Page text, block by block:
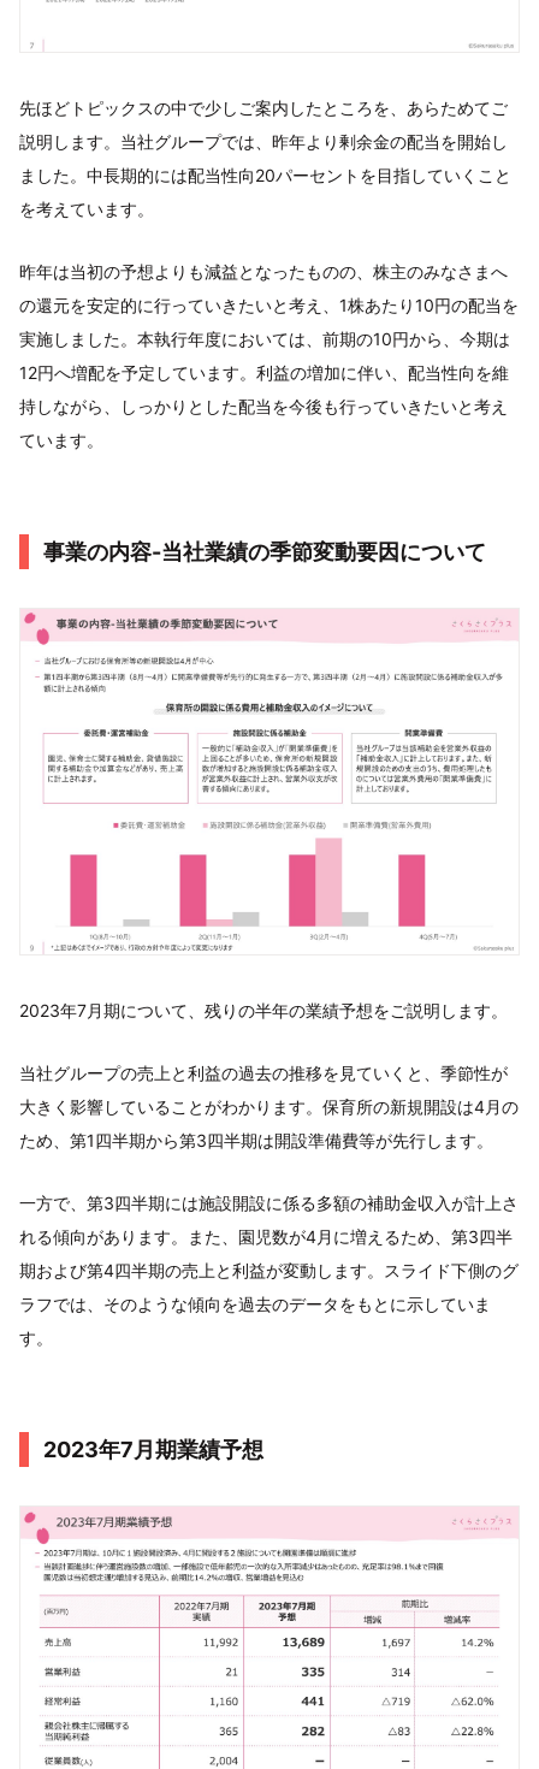
先ほどトピックスの中で少しご案内したところを、あらためてご
説明します。当社グループでは、昨年より剰余金の配当を開始し
ました。中長期的には配当性向20パーセントを目指していくこと
を考えています。
昨年は当初の予想よりも減益となったものの、株主のみなさまへ
の還元を安定的に行っていきたいと考え、1株あたり10円の配当を
実施しました。本執行年度においては、前期の10円から、今期は
12円へ増配を予定しています。利益の増加に伴い、配当性向を維
持しながら、しっかりとした配当を今後も行っていきたいと考え
ています。
事業の内容-当社業績の季節変動要因について
2023年7月期について、残りの半年の業績予想をご説明します。
当社グループの売上と利益の過去の推移を見ていくと、季節性が
大きく影響していることがわかります。保育所の新規開設は4月の
ため、第1四半期から第3四半期は開設準備費等が先行します。
一方で、第3四半期には施設開設に係る多額の補助金収入が計上さ
れる傾向があります。また、園児数が4月に増えるため、第3四半
期および第4四半期の売上と利益が変動します。スライド下側のグ
ラフでは、そのような傾向を過去のデータをもとに示していま
す。
2023年7月期業績予想